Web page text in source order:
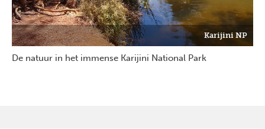
Karijini NP
De natuur in het immense Karijini National Park